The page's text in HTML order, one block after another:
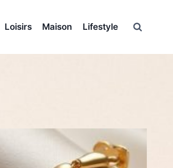
Loisirs Maison Lifestyle